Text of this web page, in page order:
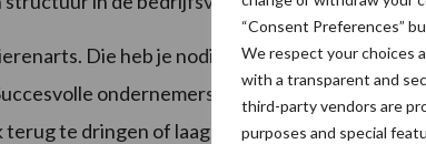
“Consent Preferences”
We respect your choices
with a transparent and
third-party vendors are
purposes and special
Die heb je nodig wanneer je groepen
ondernemers maken samen met hun
te dringen of laag te houden. Daarin kan